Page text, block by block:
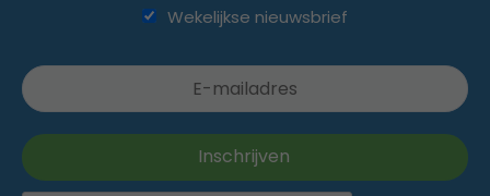
Wekelijkse nieuwsbrief